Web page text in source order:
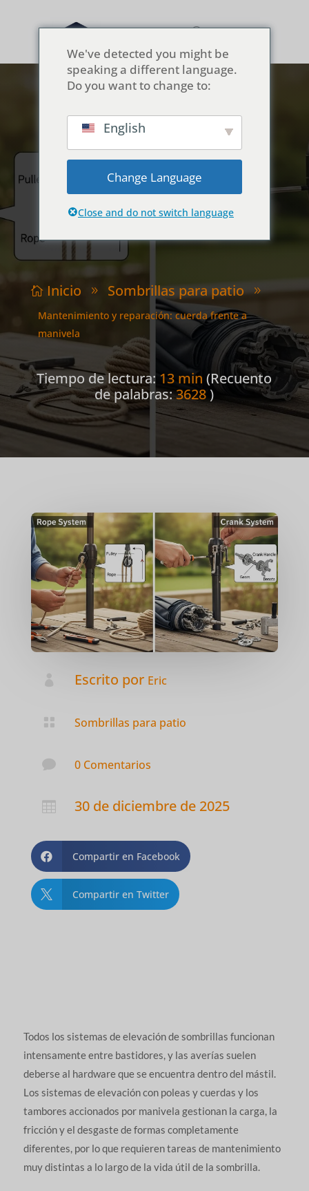
Mantenimiento y
reparación: cuerda
frente a manivela
 Inicio 9 Sombrillas para patio 9
Mantenimiento y reparación: cuerda frente a
manivela
Tiempo de lectura: 13 min (Recuento
de palabras:3628 )
Escrito por Eric
 Sombrillas para patio
 0 Comentarios
 30 de diciembre de 2025
 Compartir en Facebook
 Compartir en Twitter
Todos los sistemas de elevación de sombrillas funcionan
intensamente entre bastidores, y las averías suelen
deberse al hardware que se encuentra dentro del mástil.
Los sistemas de elevación con poleas y cuerdas y los
tambores accionados por manivela gestionan la carga, la
fricción y el desgaste de formas completamente
diferentes, por lo que requieren tareas de mantenimiento
muy distintas a lo largo de la vida útil de la sombrilla.
We've detected you might be
speaking a different language.
Do you want to change to:
English
Change Language
Close and do not switch language